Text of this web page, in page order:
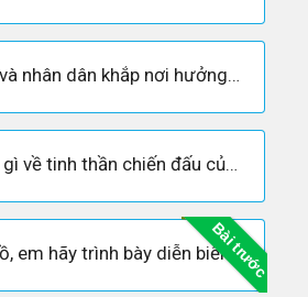
Vì sao hào kiệt và nhân dân khắp nơi hưởng ứng cuộc khởi nghĩa Lý Bí?
Em có nhận xét gì về tinh thần chiến đấu của quân khởi nghĩa?
Bài trước
Dựa vào lược đồ, em hãy trình bày diễn biến chính của cuộc khởi nghĩa Lý Bí.